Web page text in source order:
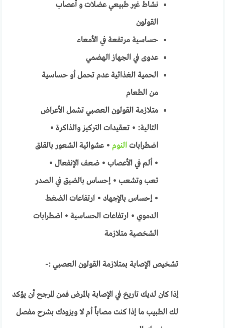
نشاط غير طبيعي عضلات و أعصاب
القولون
حساسية مرتفعة في الأمعاء
عدوى في الجهاز الهضمي
الحمية الغذائية عدم تحمل أو حساسية
من الطعام
متلازمة القولون العصبي تشمل الأعراض
التالية: • تعقيدات التركيز والذاكرة •
اضطرابات النوم • عشوائية الشعور بالقلق
• ألم في الأعصاب • ضعف الإنفعال •
تعب وتشعب • إحساس بالضيق في الصدر
• إحساس بالإجهاد • ارتفاعات الضغط
الدموي • ارتفاعات الحساسية • اضطرابات
الشخصية متلازمة
تشخيص الإصابة بمتلازمة القولون العصبي :-
إذا كان لديك تاريخ في الإصابة بالمرض فمن المرجح أن يؤكد
لك الطبيب ما إذا كنت مصاباً أم لا ويزودك بشرح مفصل